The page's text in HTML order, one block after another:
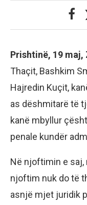
Prishtinë, 19 maj,
Thaçit, Bashkim
Hajredin Kuçit,
as dëshmitarë të
kanë mbyllur
penale kundër
Në njoftimin e
njoftim nuk do të
asnjë mjet juridik